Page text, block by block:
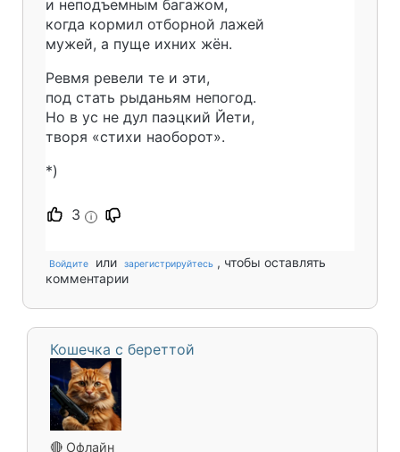
и неподъемным багажом,
когда кормил отборной лажей
мужей, а пуще ихних жён.
Ревмя ревели те и эти,
под стать рыданьям непогод.
Но в ус не дул паэцкий Йети,
творя «стихи наоборот».
*)
3 i
Войдите или зарегистрируйтесь , чтобы оставлять
комментарии
Кошечка с береттой
🔴 Офлайн